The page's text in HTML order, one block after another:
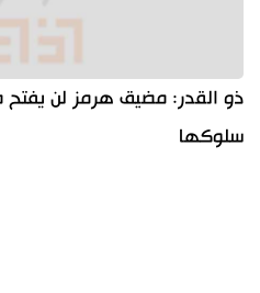
ذو القدر: مضيق هرمز لن
سلوكها